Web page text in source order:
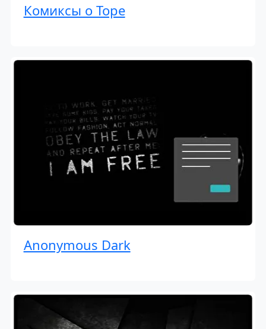
Комиксы о Торе
Anonymous Dark